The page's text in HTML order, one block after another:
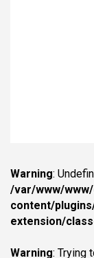
Warning:
/var/www/
content/
extension/
Warning: Trying